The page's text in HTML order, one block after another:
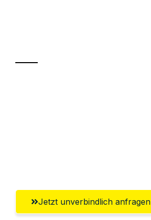
Jetzt unverbindlich anfragen